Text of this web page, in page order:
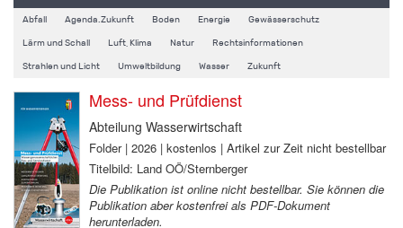
Abfall Agenda.Zukunft Boden Energie Gewässerschutz
Lärm und Schall Luft, Klima Natur Rechtsinformationen
Strahlen und Licht Umweltbildung Wasser Zukunft
Mess- und Prüfdienst
Abteilung Wasserwirtschaft
Folder | 2026 | kostenlos | Artikel zur Zeit nicht bestellbar
Titelbild: Land OÖ/Sternberger
Die Publikation ist online nicht bestellbar. Sie können die
Publikation aber kostenfrei als PDF-Dokument
herunterladen.